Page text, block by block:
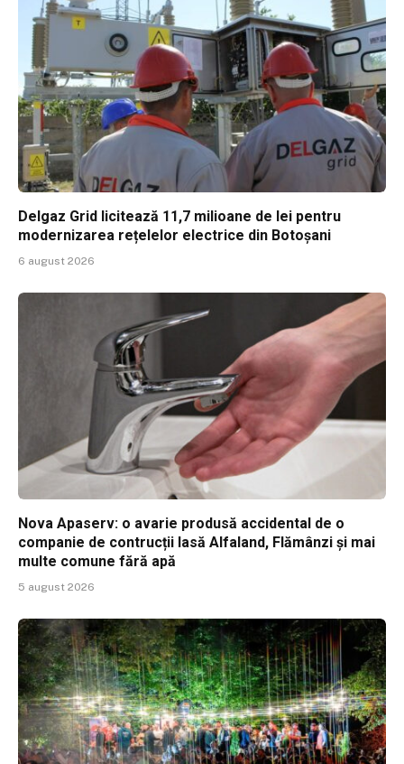
Delgaz Grid licitează 11,7 milioane de lei pentru
modernizarea rețelelor electrice din Botoșani
6 august 2026
Nova Apaserv: o avarie produsă accidental de o
companie de contrucții lasă Alfaland, Flămânzi și mai
multe comune fără apă
5 august 2026